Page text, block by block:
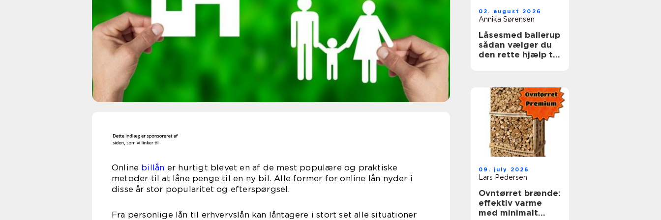
Online billån er hurtigt blevet en af de mest populære og praktiske
metoder til at låne penge til en ny bil. Alle former for online lån nyder i
disse år stor popularitet og efterspørgsel.
Fra personlige lån til erhvervslån kan låntagere i stort set alle situationer
02. august 2026
Annika Sørensen
Låsesmed ballerup
sådan vælger du
den rette hjælp til
09. july 2026
Lars Pedersen
Ovntørret brænde:
effektiv varme
med minimalt